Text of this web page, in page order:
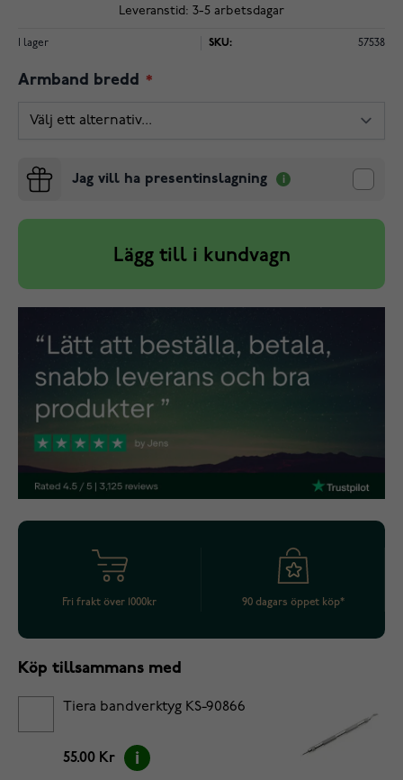
Leveranstid: 3-5 arbetsdagar
I lager SKU: 57538
Armband bredd
Jag vill ha presentinslagning
Lägg till i kundvagn
Fri frakt över 1000kr 90 dagars öppet köp*
Köp tillsammans med
Tiera bandverktyg KS-90866
55.00 Kr